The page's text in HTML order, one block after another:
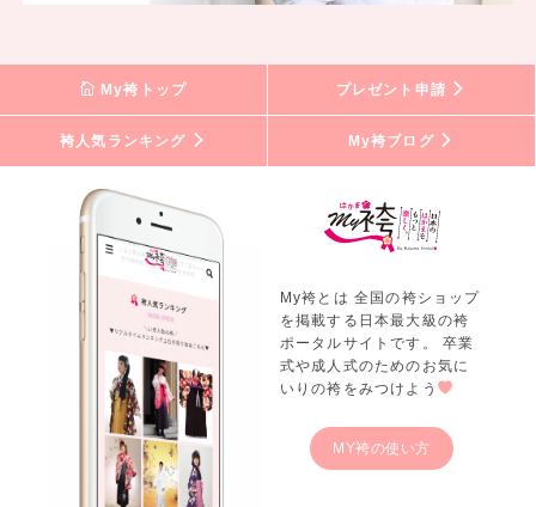
My袴トップ プレゼント申請
袴人気ランキング My袴ブログ
My袴とは 全国の袴ショップ
を掲載する日本最大級の袴
ポータルサイトです。 卒業
式や成人式のためのお気に
いりの袴をみつけよう
MY袴の使い方